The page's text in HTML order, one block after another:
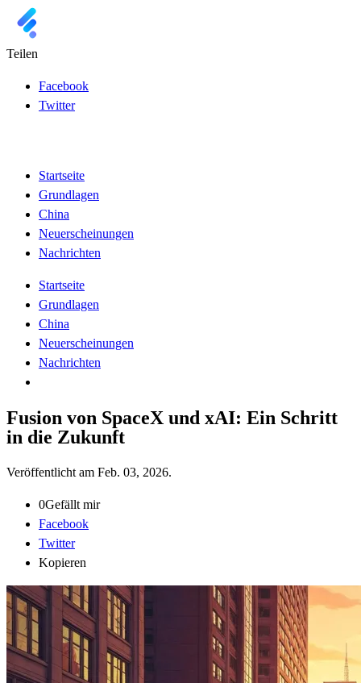
Teilen
Facebook
Twitter
Startseite
Grundlagen
China
Neuerscheinungen
Nachrichten
Startseite
Grundlagen
China
Neuerscheinungen
Nachrichten
Fusion von SpaceX und xAI: Ein Schritt
in die Zukunft
Veröffentlicht am Feb. 03, 2026.
0Gefällt mir
Facebook
Twitter
Kopieren